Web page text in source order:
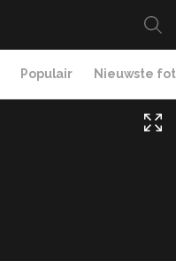
Populair Nieuwste